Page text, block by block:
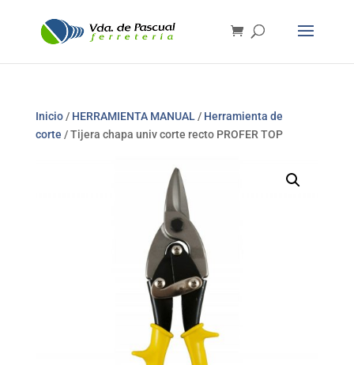
Inicio/ HERRAMIENTA MANUAL / Herramienta de
corte / Tijera chapa univ corte recto PROFER TOP